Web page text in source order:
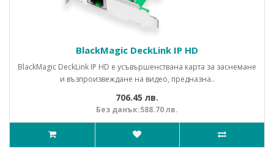
BlackMagic DeckLink IP HD
BlackMagic DeckLink IP HD е усъвършенствана карта за заснемане
и възпроизвеждане на видео, предназна..
706.45 лв.
Без данък:588.70 лв.